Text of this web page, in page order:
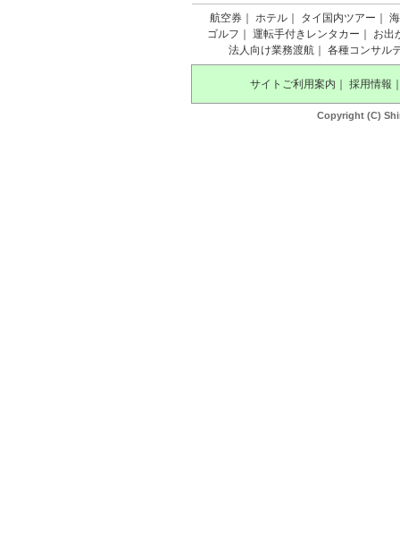
航空券 ホテル タイ国内ツアー
ゴルフ
運転手付きレンタカー
お出
法人向け業務渡航
各種コンサル
サイトご利用案内 採用情報
Copyright (C)